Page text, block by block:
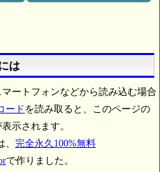
は
ートフォンなどから読み込む場合
ード を読み取ると、このページの
示されます。
完全永久100%無料
で作りました。